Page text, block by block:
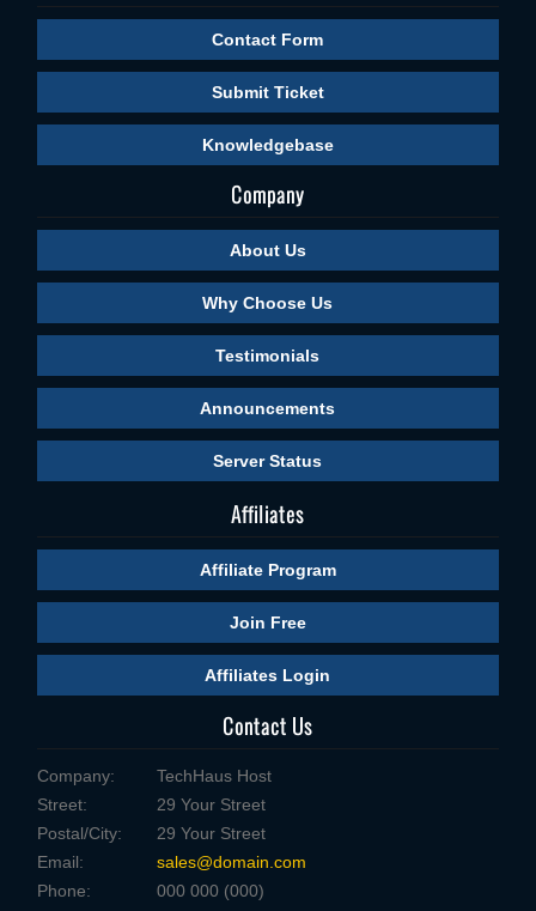
Contact Form
Submit Ticket
Knowledgebase
Company
About Us
Why Choose Us
Testimonials
Announcements
Server Status
Affiliates
Affiliate Program
Join Free
Affiliates Login
Contact Us
Company:
TechHaus Host
Street:
29 Your Street
Postal/City:
29 Your Street
Email:
sales@domain.com
Phone:
000 000 (000)